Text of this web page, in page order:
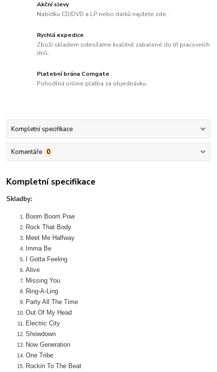
Akční slevy
Nabídku CD/DVD a LP nebo dárků najdete zde..
Rychlá expedice
Zboží skladem odesíláme kvalitně zabalené do tří pracovních
dnů..
Platební brána Comgate
Pohodlná online platba za objednávku.
Kompletní specifikace
Komentáře 0
Kompletní specifikace
Skladby:
Boom Boom Pow
Rock That Body
Meet Me Halfway
Imma Be
I Gotta Feeling
Alive
Missing You
Ring-A-Ling
Party All The Time
Out Of My Head
Electric City
Showdown
Now Generation
One Tribe
Rockin To The Beat